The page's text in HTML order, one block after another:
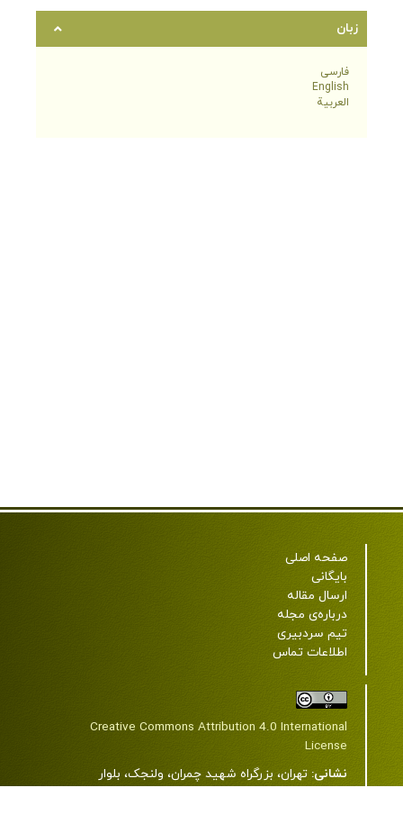
زبان
فارسی
English
العربية
صفحه اصلی
بایگانی
ارسال مقاله
درباره‌ی مجله
تیم سردبیری
اطلاعات تماس
Creative Commons Attribution 4.0 International
License
نشانی: تهران، بزرگراه شهید چمران، ولنجک، بلوار